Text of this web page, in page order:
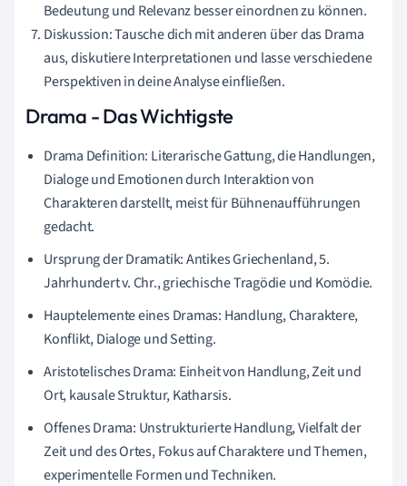
Bedeutung und Relevanz besser einordnen zu können.
Diskussion: Tausche dich mit anderen über das Drama
aus, diskutiere Interpretationen und lasse verschiedene
Perspektiven in deine Analyse einfließen.
Drama - Das Wichtigste
Drama Definition: Literarische Gattung, die Handlungen,
Dialoge und Emotionen durch Interaktion von
Charakteren darstellt, meist für Bühnenaufführungen
gedacht.
Ursprung der Dramatik: Antikes Griechenland, 5.
Jahrhundert v. Chr., griechische Tragödie und Komödie.
Hauptelemente eines Dramas: Handlung, Charaktere,
Konflikt, Dialoge und Setting.
Aristotelisches Drama: Einheit von Handlung, Zeit und
Ort, kausale Struktur, Katharsis.
Offenes Drama: Unstrukturierte Handlung, Vielfalt der
Zeit und des Ortes, Fokus auf Charaktere und Themen,
experimentelle Formen und Techniken.